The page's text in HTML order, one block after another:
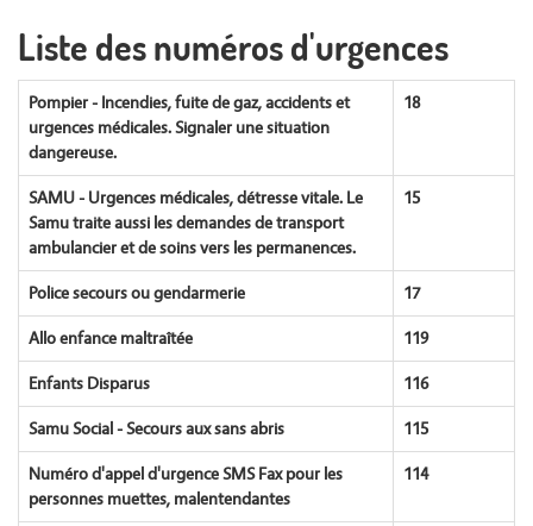
Liste des numéros d'urgences
Pompier - Incendies, fuite de gaz, accidents et
urgences médicales. Signaler une situation
dangereuse.
18
SAMU - Urgences médicales, détresse vitale. Le
Samu traite aussi les demandes de transport
ambulancier et de soins vers les permanences.
15
Police secours ou gendarmerie 17
Allo enfance maltraîtée 119
Enfants Disparus 116
Samu Social - Secours aux sans abris 115
Numéro d'appel d'urgence SMS Fax pour les
personnes muettes, malentendantes
114